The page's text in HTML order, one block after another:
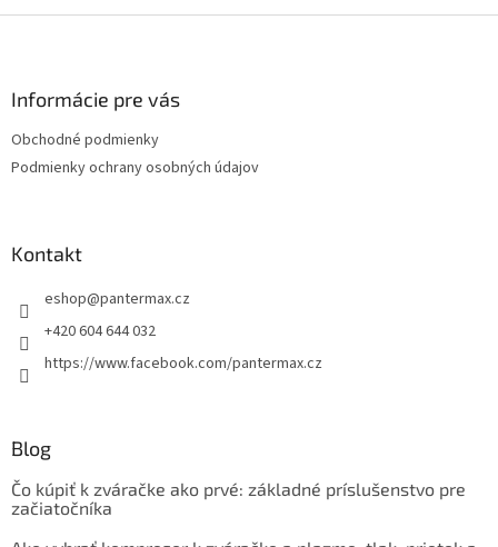
Informácie pre vás
Obchodné podmienky
Podmienky ochrany osobných údajov
Kontakt
eshop@pantermax.cz
+420 604 644 032
https://www.facebook.com/pantermax.cz
Blog
Čo kúpiť k zváračke ako prvé: základné príslušenstvo pre
začiatočníka